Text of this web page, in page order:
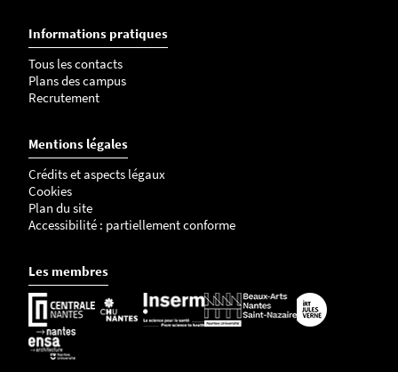
Informations pratiques
Tous les contacts
Plans des campus
Recrutement
Mentions légales
Crédits et aspects légaux
Cookies
Plan du site
Accessibilité : partiellement conforme
Les membres